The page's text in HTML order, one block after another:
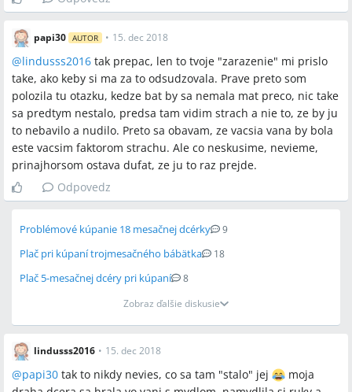
papi30 AUTOR • 15. dec 2018
@lindusss2016 tak prepac, len to tvoje "zarazenie" mi prislo
take, ako keby si ma za to odsudzovala. Prave preto som
polozila tu otazku, kedze bat by sa nemala mat preco, nic take
sa predtym nestalo, predsa tam vidim strach a nie to, ze by ju
to nebavilo a nudilo. Preto sa obavam, ze vacsia vana by bola
este vacsim faktorom strachu. Ale co neskusime, nevieme,
prinajhorsom ostava dufat, ze ju to raz prejde.
Odpovedz
Problémové kúpanie 18 mesačnej dcérky 9
Plač pri kúpaní trojmesačného bábätka 18
Plač 5-mesačnej dcéry pri kúpaní
8
Zobraz ďalšie diskusie
lindusss2016 • 15. dec 2018
@papi30 tak to nikdy nevies, co sa tam "stalo" jej
moja